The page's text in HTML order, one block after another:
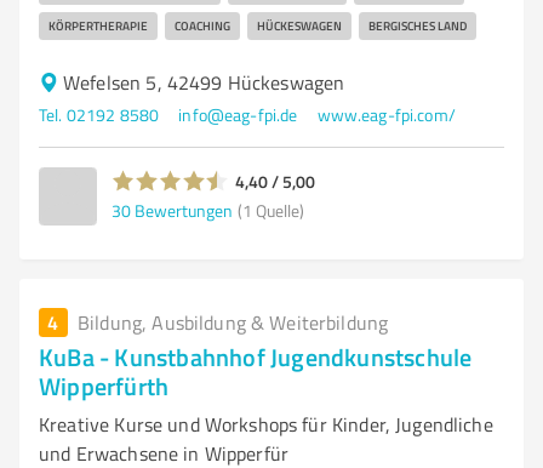
KÖRPERTHERAPIE COACHING HÜCKESWAGEN BERGISCHES LAND
Wefelsen 5, 42499 Hückeswagen
Tel. 02192 8580 info@eag-fpi.de www.eag-fpi.com/
4,40 / 5,00
30 Bewertungen (1 Quelle)
4 Bildung, Ausbildung & Weiterbildung
KuBa - Kunstbahnhof Jugendkunstschule
Wipperfürth
Kreative Kurse und Workshops für Kinder, Jugendliche
und Erwachsene in Wipperfür